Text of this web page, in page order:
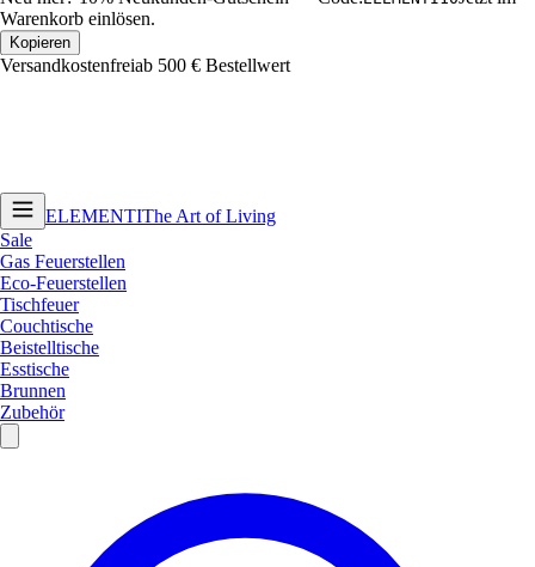
Warenkorb einlösen.
Kopieren
Versandkostenfreiab 500 € Bestellwert
ELEMENTIThe Art of Living
Sale
Gas Feuerstellen
Eco-Feuerstellen
Tischfeuer
Couchtische
Beistelltische
Esstische
Brunnen
Zubehör